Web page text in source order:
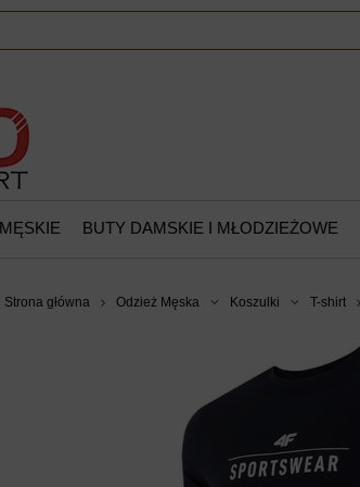
BUTY DAMSKIE I MŁODZIEŻOWE
Strona główna Odzież Męska Koszulki T-shirt